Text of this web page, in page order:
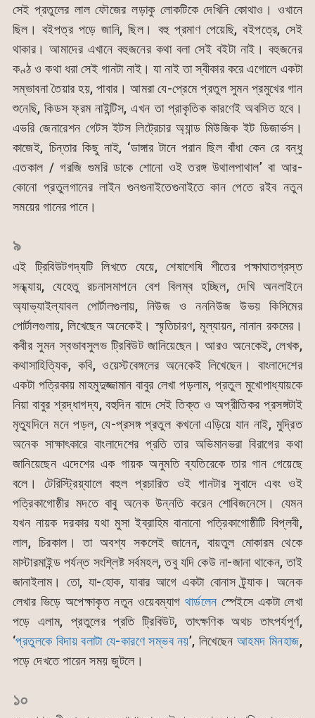
সেই প্রতুলের লাল ফৌজের লড়াকু লোকটিকে দেখিনি কোথাও। ওখানে
ছিল। বইপত্র পড়ে জানি, ছিল। বহু প্রমাণ পেয়েছি, বইপত্রে, সেই
থাকার। আমাদের এখানে বহুজনের কথা বলা সেই বইটা নাই। বহুজনের
কণ্ঠ ও কথা ধরা সেই গানটা নাই। যা নাই তা স্বীকার করে এগোলে একটা
সম্ভাবনা তৈয়ার হয়, পাবার। আমরা যে-প্রেমে প্রতুল সুমন প্রমুখের গান
শুনেছি, কিডস ফ্রম নাইন্টিস, এখন তা প্রাকৃতিক কারণেই অবসিত হবে।
এভরি জেনারেশন গেটস ইটস লিট্রেচার অ্যান্ড মিউজিক ইট ডিজার্ভস।
কাজেই, চিন্তার কিছু নাই, ‘ডাঙ্গার টানে পরান ছিল বাঁধা কেন রে বন্ধু
এতকাল / গরজি গুমরি ডাকে শোনো ওই তরঙ্গ উথালপাথাল’ বা আর-
কোনো প্রতুলগানের লাইন গুনগুনাইতেগুনাইতে কান পেতে রইব নতুন
সময়ের গানের পানে।
৯
এই ট্রিবিউটগদ্যটি লিখতে যেয়ে, শেষাশেষি শীতের পক্ষাঘাতগ্রস্ত
সন্ধ্যায়, যেহেতু রচনাসমাপনে বেশ বিলম্ব হচ্ছিল, দেখি অনলাইনে
অ্যাভ্যাইল্যাবল পোর্টালগুলায়, নিউজ ও নননিউজ উভয় কিসিমের
পোর্টালগুলায়, লিখেছেন অনেকেই। স্মৃতিচারণ, মূল্যায়ন, নানান রকমের।
কবীর সুমন স্বভাবসুলভ ট্রিবিউট জানিয়েছেন। আরও অনেকেই, লেখক,
কথাসাহিত্যিক, কবি, ওয়েস্টবেঙ্গলের অনেকেই লিখেছেন। বাংলাদেশের
একটা পত্রিকায় মাহমুদুজ্জামান বাবুর লেখা পড়লাম, প্রতুল মুখোপাধ্যায়কে
নিয়া বাবুর শ্রদ্ধাগদ্য, বহুদিন বাদে সেই তিক্ত ও অপ্রীতিকর প্রসঙ্গটাই
মৃত্যুদিনে মনে পড়ল, যে-প্রসঙ্গ প্রতুল কখনো এড়িয়ে যান নাই, মুদ্রিত
অনেক সাক্ষাৎকারে বাংলাদেশের প্রতি তার অভিমানভরা বিরাগের কথা
জানিয়েছেন এদেশের এক গায়ক অনুমতি ব্যতিরেকে তার গান গেয়েছে
বলে। টেরিস্ট্রিয়্যালে বহুল প্রচারিত ওই গানটার সুবাদে এবং ওই
পত্রিকাগোষ্ঠীর মদতে বাবু অনেক উন্নতি করেন শোবিজনেসে। যেমন
যখন নায়ক দরকার যথা মুসা ইব্রাহিম বানানো পত্রিকাগোষ্ঠীটি বিপ্লবী,
লাল, চিরকাল। তা অবশ্য সকলেই জানেন, বায়তুল মোকারম থেকে
মাস্টারমাইন্ড পর্যন্ত সংশ্লিষ্ট সর্বমহল, তবু যদি কেউ না-জানা থাকেন, তাই
জানাইলাম। তো, যা-হোক, যাবার আগে একটা বোনাস ট্র্যাক। অনেক
লেখার ভিড়ে অপেক্ষাকৃত নতুন ওয়েবম্যাগ থার্ডলেন স্পেইসে একটা লেখা
পড়ে এলাম, প্রতুলের প্রতি ট্রিবিউট, তাৎক্ষণিক অথচ তাৎপর্যপূর্ণ,
‘প্রতুলকে বিদায় বলাটা যে-কারণে সম্ভব নয়’, লিখেছেন আহমদ মিনহাজ,
পড়ে দেখতে পারেন সময় জুটলে।
১০